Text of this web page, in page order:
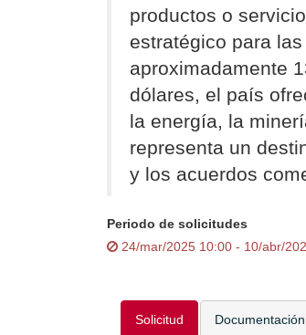
productos o
estratégico para
aproximadamente
dólares, el país
la energía, la
representa un
y los acuerdos
Periodo de solicitudes
24/mar/2025 10:00 - 10/abr/
Solicitud Documentación